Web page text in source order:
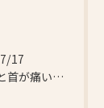
17
朝起きると首が痛い…エアコンの冷えで首肩こりと足のだるさが気になったお客様｜半蔵門 首肩リフレッシュ整体院